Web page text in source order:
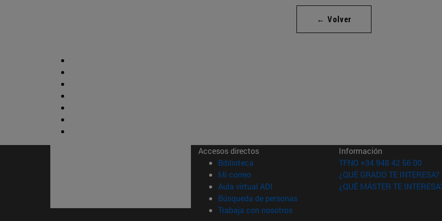
← Volver
Accesos directos
Biblioteca (abre en nueva ventana)
Mi correo(abre en nueva ventana)
Aula virtual ADI (abre en nueva ventana)
Búsqueda de personas(abre en nueva ventana)
Trabaja con nosotros(abre en nueva ventana)
Información
TFNO +34 948 42 56 00
¿QUÉ GRADO TE INTERESA?
¿QUÉ MÁSTER TE